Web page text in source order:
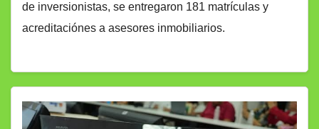
de inversionistas, se entregaron 181 matrículas y
acreditaciónes a asesores inmobiliarios.